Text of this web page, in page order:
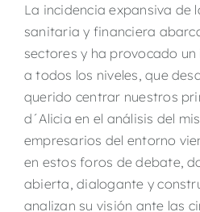
La incidencia expansiva de
sanitaria y financiera
sectores y ha provocado
a todos los niveles, que
querido centrar nuestros
d´Alicia en el análisis del
empresarios del entorno
en estos foros de debate,
abierta, dialogante y
analizan su visión ante las